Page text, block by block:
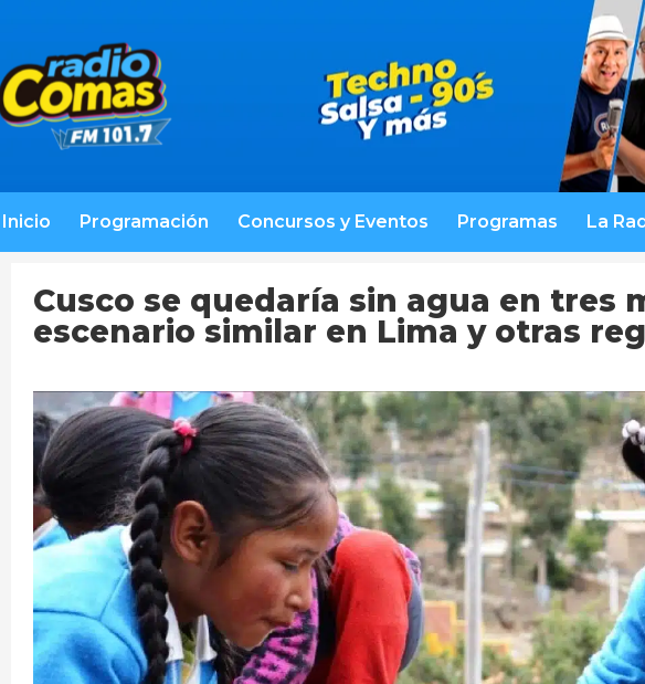
Inicio Programación Concursos y Eventos Programas La
Cusco se quedaría sin agua en tres
escenario similar en Lima y otras